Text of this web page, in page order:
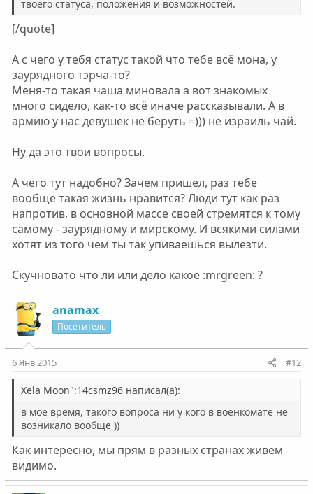
заморочились лампочками в проходе и залегли
смотреть зомбоящик. Нас приглашали на отряд, они
там нарядили елку и приготовили салатов. Мы с Т.
отрицнули этот красный гадюшник. Часов в 11 уже
спали, ночью только слышал, как приходили мусора,
выключили работающий телевизор. Вот так обыденно
на самом деле и прошло это торжество, Новый 201...-й
Год.
твоего статуса, положения и возможностей.
[/quote]
А с чего у тебя статус такой что тебе всё мона, у
заурядного тэрча-то?
Меня-то такая чаша миновала а вот знакомых
много сидело, как-то всё иначе рассказывали. А в
армию у нас девушек не беруть =))) не израиль чай.
Ну да это твои вопросы.
А чего тут надобно? Зачем пришел, раз тебе
вообще такая жизнь нравится? Люди тут как раз
напротив, в основной массе своей стремятся к тому
самому - заурядному и мирскому. И всякими силами
хотят из того чем ты так упиваешься вылезти.
Скучновато что ли или дело какое :mrgreen: ?
anamax
Посетитель
6 Янв 2015 #12
Xela Moon":14csmz96 написал(а):
в мое время, такого вопроса ни у кого в военкомате не
возникало вообще ))
Как интересно, мы прям в разных странах живём
видимо.